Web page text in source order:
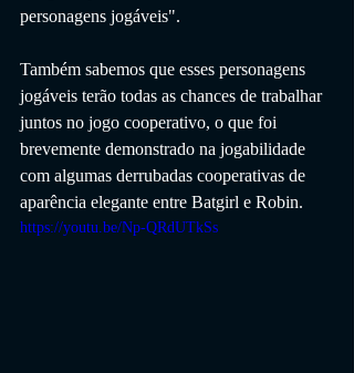
personagens jogáveis".
Também sabemos que esses personagens
jogáveis ​​terão todas as chances de trabalhar
juntos no jogo cooperativo, o que foi
brevemente demonstrado na jogabilidade
com algumas derrubadas cooperativas de
aparência elegante entre Batgirl e Robin.
https://youtu.be/Np-QRdUTkSs